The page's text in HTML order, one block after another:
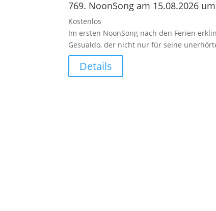
769. NoonSong am 15.08.2026
Kostenlos
Im ersten NoonSong nach den Ferien
Gesualdo, der nicht nur für seine
Details